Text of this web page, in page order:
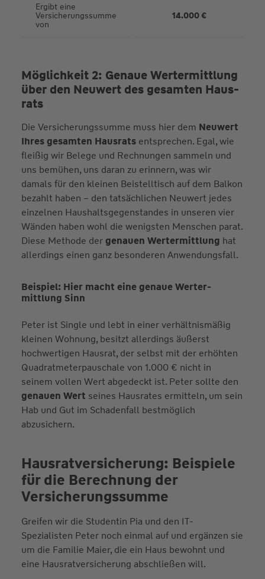
Ergibt eine
Versicherungssumme
von
14.000 €
Möglichkeit 2: Genaue Werter­mittlung
über den Neu­wert des gesamten Haus­
rats
Die Versicherungssumme muss hier dem Neuwert
Ihres gesamten Hausratsentsprechen. Egal, wie
fleißig wir Belege und Rechnungen sammeln und
uns bemühen, uns daran zu erinnern, was wir
damals für den kleinen Beistelltisch auf dem Balkon
bezahlt haben – den tatsächlichen Neuwert jedes
einzelnen Haushaltsgegenstandes in unseren vier
Wänden haben wohl die wenigsten Menschen parat.
Diese Methode dergenauen Wertermittlung hat
allerdings einen ganz besonderen Anwendungsfall.
Beispiel: Hier macht eine genaue Werter­
mittlung Sinn
Peter ist Single und lebt in einer verhältnismäßig
kleinen Wohnung, besitzt allerdings äußerst
hochwertigen Hausrat, der selbst mit der erhöhten
Quadratmeterpauschale von 1.000 € nicht in
seinem vollen Wert abgedeckt ist. Peter sollte den
genauen Wert seines Hausrates ermitteln, um sein
Hab und Gut im Schadenfall bestmöglich
abzusichern.
Hausratversicherung: Bei­spiele
für die Berech­nung der
Versicherungs­summe
Greifen wir die Studentin Pia und den IT-
Spezialisten Peter noch einmal auf und ergänzen sie
um die Familie Maier, die ein Haus bewohnt und
eine Hausratversicherung abschließen will.